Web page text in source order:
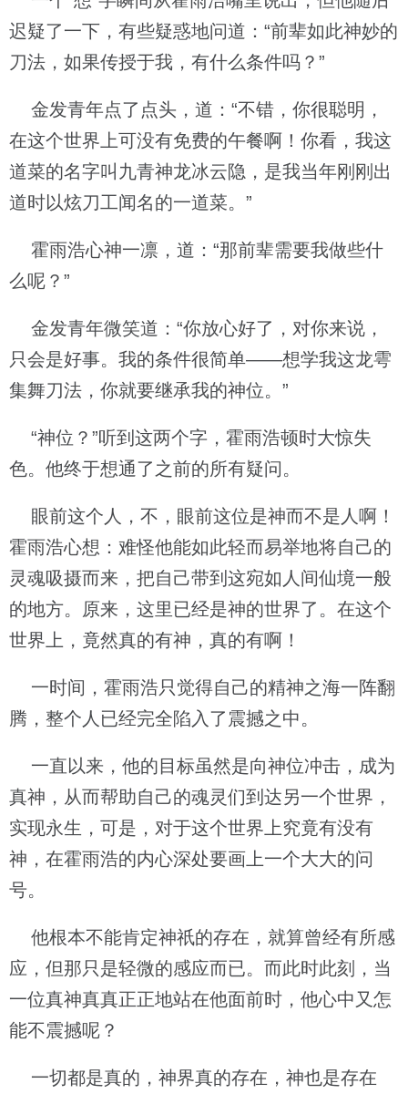
迟疑了一下，有些疑惑地问道：“前辈如此神妙的
刀法，如果传授于我，有什么条件吗？”
金发青年点了点头，道：“不错，你很聪明，
在这个世界上可没有免费的午餐啊！你看，我这
道菜的名字叫九青神龙冰云隐，是我当年刚刚出
道时以炫刀工闻名的一道菜。”
霍雨浩心神一凛，道：“那前辈需要我做些什
么呢？”
金发青年微笑道：“你放心好了，对你来说，
只会是好事。我的条件很简单——想学我这龙雩
集舞刀法，你就要继承我的神位。”
“神位？”听到这两个字，霍雨浩顿时大惊失
色。他终于想通了之前的所有疑问。
眼前这个人，不，眼前这位是神而不是人啊！
霍雨浩心想：难怪他能如此轻而易举地将自己的
灵魂吸摄而来，把自己带到这宛如人间仙境一般
的地方。原来，这里已经是神的世界了。在这个
世界上，竟然真的有神，真的有啊！
一时间，霍雨浩只觉得自己的精神之海一阵翻
腾，整个人已经完全陷入了震撼之中。
一直以来，他的目标虽然是向神位冲击，成为
真神，从而帮助自己的魂灵们到达另一个世界，
实现永生，可是，对于这个世界上究竟有没有
神，在霍雨浩的内心深处要画上一个大大的问
号。
他根本不能肯定神祇的存在，就算曾经有所感
应，但那只是轻微的感应而已。而此时此刻，当
一位真神真真正正地站在他面前时，他心中又怎
能不震撼呢？
一切都是真的，神界真的存在，神也是存在